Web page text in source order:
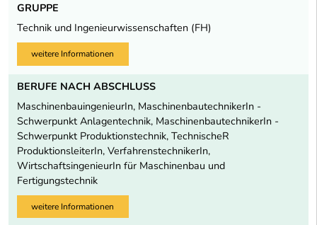
GRUPPE
Technik und Ingenieurwissenschaften (FH)
weitere Informationen
BERUFE NACH ABSCHLUSS
MaschinenbauingenieurIn, MaschinenbautechnikerIn -
Schwerpunkt Anlagentechnik, MaschinenbautechnikerIn -
Schwerpunkt Produktionstechnik, TechnischeR
ProduktionsleiterIn, VerfahrenstechnikerIn,
WirtschaftsingenieurIn für Maschinenbau und
Fertigungstechnik
weitere Informationen